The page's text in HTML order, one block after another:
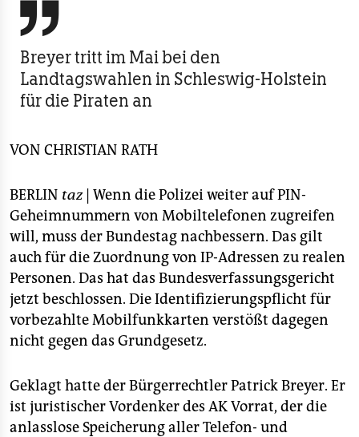
verlag
verlag
veranstaltungen
fragen & hilfe
unterstützen
abo
genossenschaft
epaper login

Breyer tritt im Mai bei den
Landtagswahlen in Schleswig-Holstein
für die Piraten an
VON CHRISTIAN RATH
BERLIN taz| Wenn die Polizei weiter auf PIN-
Geheimnummern von Mobiltelefonen zugreifen
will, muss der Bundestag nachbessern. Das gilt
auch für die Zuordnung von IP-Adressen zu realen
Personen. Das hat das Bundesverfassungsgericht
jetzt beschlossen. Die Identifizierungspflicht für
vorbezahlte Mobilfunkkarten verstößt dagegen
nicht gegen das Grundgesetz.
Geklagt hatte der Bürgerrechtler Patrick Breyer. Er
ist juristischer Vordenker des AK Vorrat, der die
anlasslose Speicherung aller Telefon- und